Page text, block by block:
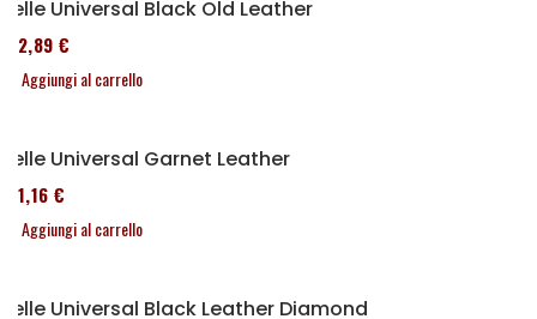
Selle Universal Black Old Leather
152,89 €
Aggiungi al carrello
Selle Universal Garnet Leather
161,16 €
Aggiungi al carrello
Selle Universal Black Leather Diamond